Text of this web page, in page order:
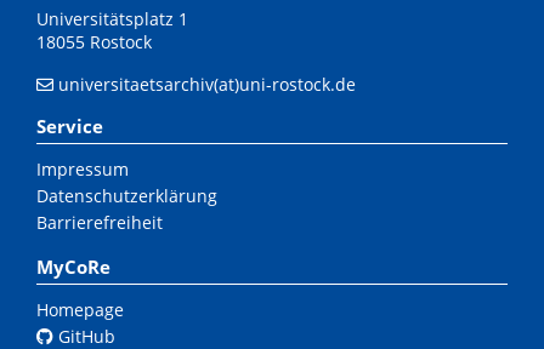
Universitätsplatz 1
18055 Rostock
universitaetsarchiv(at)uni-rostock.de
Service
Impressum
Datenschutzerklärung
Barrierefreiheit
MyCoRe
Homepage
GitHub